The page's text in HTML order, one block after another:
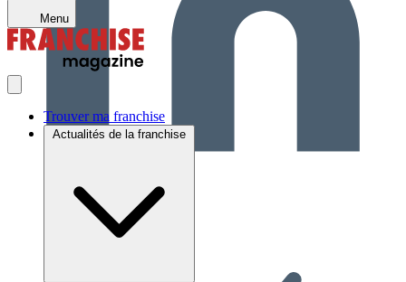
Menu
Trouver ma franchise
Actualités de la franchise